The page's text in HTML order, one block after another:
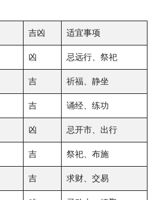
吉凶 适宜事项
凶 忌远行、祭祀
吉 祈福、静坐
吉 诵经、练功
凶 忌开市、出行
吉 祭祀、布施
吉 求财、交易